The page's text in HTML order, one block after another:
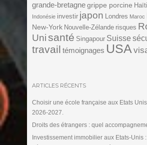
grande-bretagne grippe porcine Haïti
Indonésie investir japon Londres Maroc
New-York Nouvelle-Zélande risques
Unisanté Singapour Suisse
travail témoignages USA
ARTICLES RÉCENTS
Choisir une école française aux Etats
2026-2027.
Droits des étrangers : quel
Investissement immobilier aux Etats-Unis